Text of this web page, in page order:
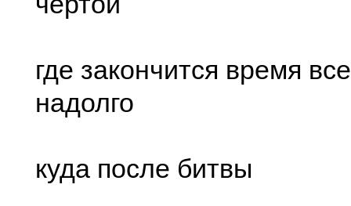
где закончится время
надолго
куда после битвы